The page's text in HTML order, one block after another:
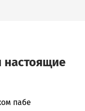
настоящие
пабе